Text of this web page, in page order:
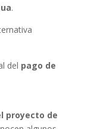
.
del pago de
proyecto de